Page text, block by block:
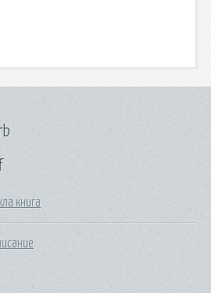
книга